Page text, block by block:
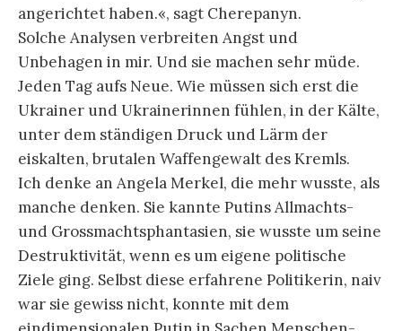
angerichtet haben.«, sagt Cherepanyn.
Solche Analysen verbreiten Angst und
Unbehagen in mir. Und sie machen sehr müde.
Jeden Tag aufs Neue. Wie müssen sich erst die
Ukrainer und Ukrainerinnen fühlen, in der Kälte,
unter dem ständigen Druck und Lärm der
eiskalten, brutalen Waffengewalt des Kremls.
Ich denke an Angela Merkel, die mehr wusste, als
manche denken. Sie kannte Putins Allmachts-
und Grossmachtsphantasien, sie wusste um seine
Destruktivität, wenn es um eigene politische
Ziele ging. Selbst diese erfahrene Politikerin, naiv
war sie gewiss nicht, konnte mit dem